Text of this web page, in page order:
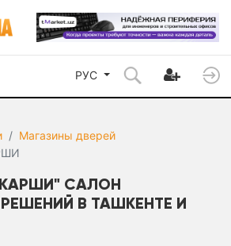
РУС
Магазины дверей
КАРШИ" САЛОН
В ТАШКЕНТЕ И